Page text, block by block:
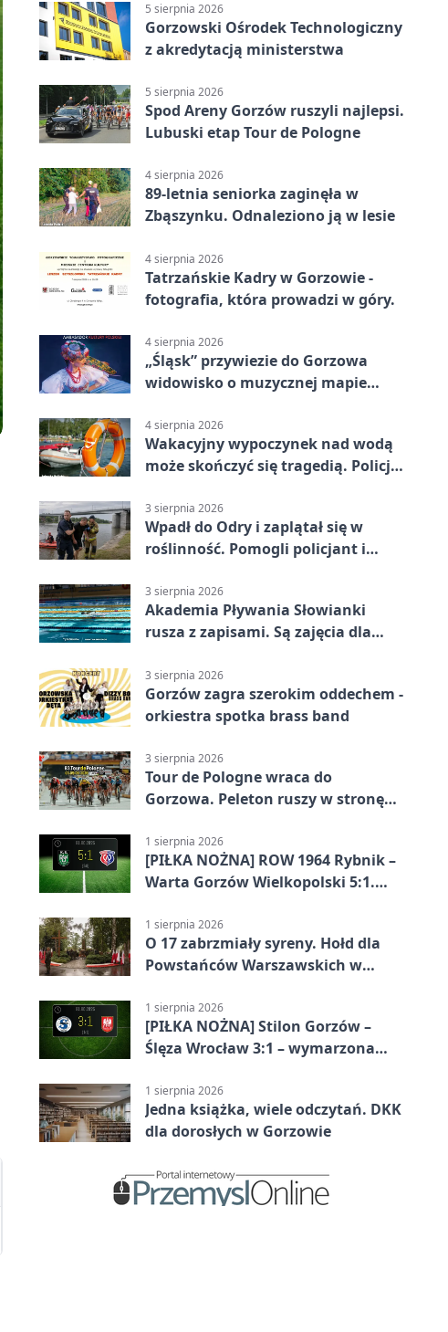
5 sierpnia 2026
Gorzowski Ośrodek Technologiczny
z akredytacją ministerstwa
5 sierpnia 2026
Spod Areny Gorzów ruszyli najlepsi.
Lubuski etap Tour de Pologne
4 sierpnia 2026
89-letnia seniorka zaginęła w
Zbąszynku. Odnaleziono ją w lesie
4 sierpnia 2026
Tatrzańskie Kadry w Gorzowie -
fotografia, która prowadzi w góry.
4 sierpnia 2026
„Śląsk” przywiezie do Gorzowa
widowisko o muzycznej mapie
4 sierpnia 2026
Wakacyjny wypoczynek nad wodą
może skończyć się tragedią. Policja
3 sierpnia 2026
Wpadł do Odry i zaplątał się w
roślinność. Pomogli policjant i
3 sierpnia 2026
Akademia Pływania Słowianki
rusza z zapisami. Są zajęcia dla
3 sierpnia 2026
Gorzów zagra szerokim oddechem -
orkiestra spotka brass band
3 sierpnia 2026
Tour de Pologne wraca do
Gorzowa. Peleton ruszy w stronę
1 sierpnia 2026
[PIŁKA NOŻNA] ROW 1964 Rybnik –
Warta Gorzów Wielkopolski 5:1.
Lidze Grupa 3 (Grupa III)
1 sierpnia 2026
O 17 zabrzmiały syreny. Hołd dla
Powstańców Warszawskich w
1 sierpnia 2026
[PIŁKA NOŻNA] Stilon Gorzów –
Ślęza Wrocław 3:1 – wymarzona
Grupa 3 (Grupa III)
1 sierpnia 2026
Jedna książka, wiele odczytań. DKK
dla dorosłych w Gorzowie